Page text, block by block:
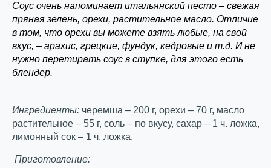
Соус очень напоминает итальянский песто – свежая
пряная зелень, орехи, растительное масло. Отличие
в том, что орехи вы можете взять любые, на свой
вкус, – арахис, грецкие, фундук, кедровые и т.д. И не
нужно перетирать соус в ступке, для этого есть
блендер.
Ингредиенты: черемша – 200 г, орехи – 70 г, масло
растительное – 55 г, соль – по вкусу, сахар – 1 ч. ложка,
лимонный сок – 1 ч. ложка.
Приготовление: